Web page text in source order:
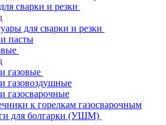
сварки и резки
для сварки и резки
пасты
газовые
газовоздушные
газосварочные
к горелкам газосварочным
для болгарки (УШМ)